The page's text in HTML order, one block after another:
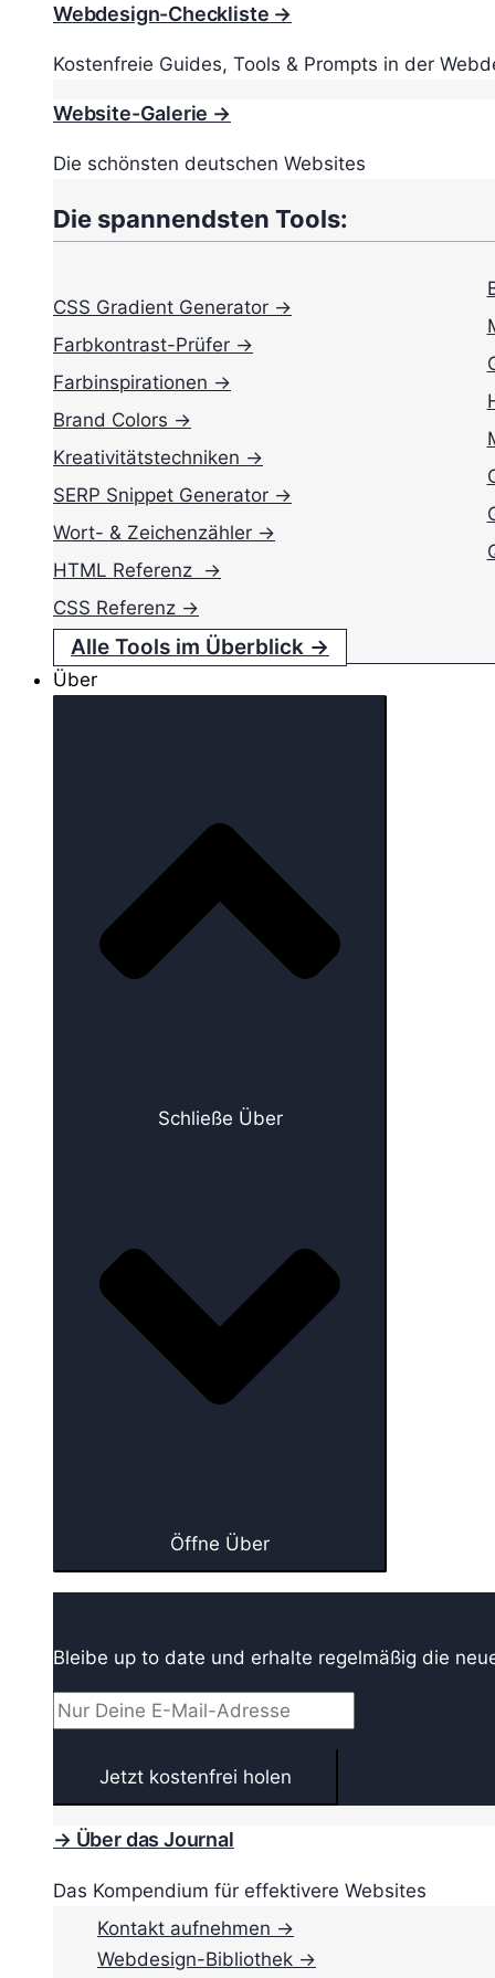
Webdesign-Checkliste →
Kostenfreie Guides, Tools & Prompts in der
Website-Galerie →
Die schönsten deutschen Websites
Die spannendsten Tools:
CSS Gradient Generator →
Farbkontrast-Prüfer →
Farbinspirationen →
Brand Colors →
Kreativitätstechniken →
SERP Snippet Generator →
Wort- & Zeichenzähler →
HTML Referenz →
CSS Referenz →
Alle Tools im Überblick →
Über
Schließe Über
Öffne Über
Bleibe up to date und erhalte regelmäßig die
→ Über das Journal
Das Kompendium für effektivere Websites
Kontakt aufnehmen →
Webdesign-Bibliothek →